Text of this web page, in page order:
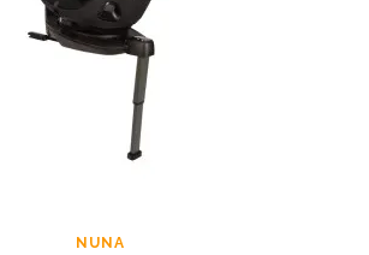
NUNA